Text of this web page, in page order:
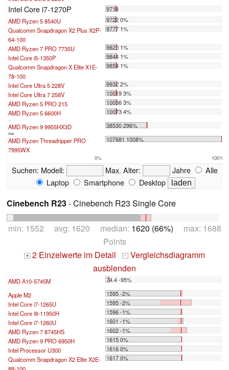
Intel Core i7-1270P
9718
AMD Ryzen 5 8540U
9722 0%
Qualcomm Snapdragon X2 Plus X2P-
64-100
9777 1%
AMD Ryzen 7 PRO 7735U
9825 1%
Intel Core i5-1350P
9844 1%
Qualcomm Snapdragon X Elite X1E-
78-100
9854 1%
Intel Core Ultra 5 228V
9932 2%
Intel Core Ultra 7 258V
10019 3%
AMD Ryzen 5 PRO 215
10036 3%
AMD Ryzen 5 6600H
10073 4%
...
AMD Ryzen 9 9955HX3D 38530 296%
max:
AMD Ryzen Threadripper PRO
7995WX
107681 1008%
0% 100%
Suchen: Modell: Max. Alter: Jahre
Alle
Laptop
Smartphone Desktop
Cinebench R23- Cinebench R23 Single Core
min: 1552 avg: 1620 median: 1620 (66%) max: 1688
Points
+ 2 Einzelwerte im Detail - Vergleichsdiagramm
ausblenden
AMD A10-5745M 74.4 -95%
...
Apple M2
1595 -2%
Intel Core i7-1265U
1595 -2%
Intel Core i9-11950H
1596 -1%
Intel Core i7-1260U
1601 -1%
AMD Ryzen 7 8745HS
1602 -1%
AMD Ryzen 9 PRO 6950H
1615 0%
Intel Processor U300
1616 0%
Qualcomm Snapdragon X2 Elite X2E-
1617 0%